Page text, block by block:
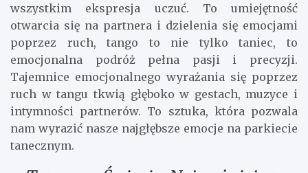
wszystkim ekspresja uczuć. To umiejętność
otwarcia się na partnera i dzielenia się emocjami
poprzez ruch, tango to nie tylko taniec, to
emocjonalna podróż pełna pasji i precyzji.
Tajemnice emocjonalnego wyrażania się poprzez
ruch w tangu tkwią głęboko w gestach, muzyce i
intymności partnerów. To sztuka, która pozwala
nam wyrazić nasze najgłębsze emocje na parkiecie
tanecznym.